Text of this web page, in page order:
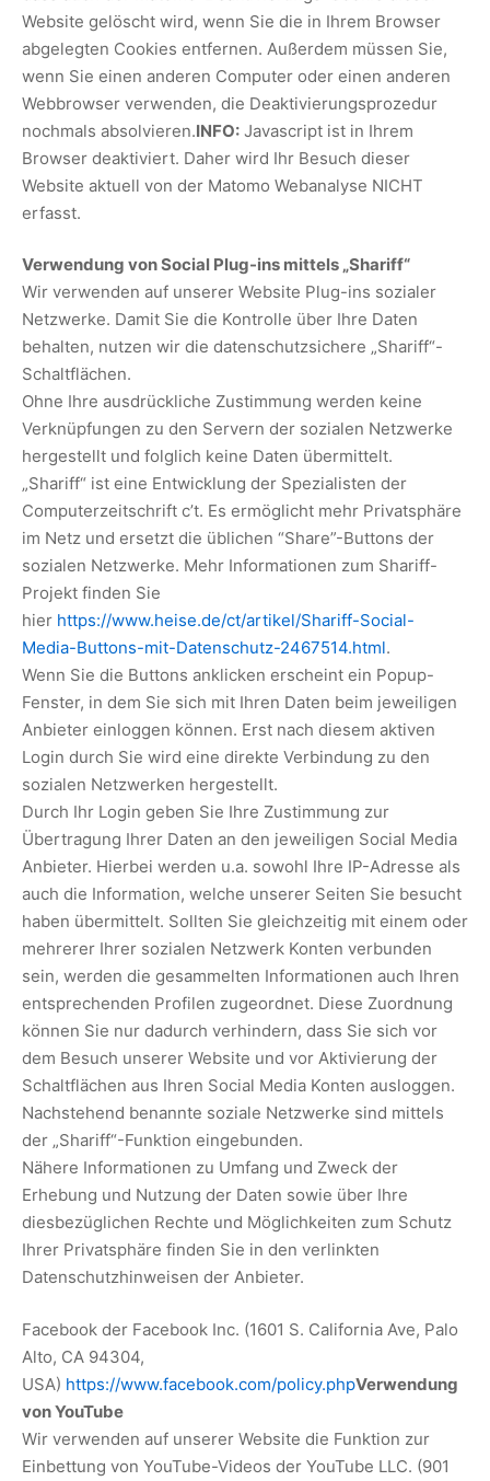
Website gelöscht wird, wenn Sie die in Ihrem Browser
abgelegten Cookies entfernen. Außerdem müssen Sie,
wenn Sie einen anderen Computer oder einen anderen
Webbrowser verwenden, die Deaktivierungsprozedur
nochmals absolvieren.INFO: Javascript ist in Ihrem
Browser deaktiviert. Daher wird Ihr Besuch dieser
Website aktuell von der Matomo Webanalyse NICHT
erfasst.
Verwendung von Social Plug-ins mittels „Shariff“
Wir verwenden auf unserer Website Plug-ins sozialer
Netzwerke. Damit Sie die Kontrolle über Ihre Daten
behalten, nutzen wir die datenschutzsichere „Shariff“-
Schaltflächen.
Ohne Ihre ausdrückliche Zustimmung werden keine
Verknüpfungen zu den Servern der sozialen Netzwerke
hergestellt und folglich keine Daten übermittelt.
„Shariff“ ist eine Entwicklung der Spezialisten der
Computerzeitschrift c’t. Es ermöglicht mehr Privatsphäre
im Netz und ersetzt die üblichen “Share”-Buttons der
sozialen Netzwerke. Mehr Informationen zum Shariff-
Projekt finden Sie
hier https://www.heise.de/ct/artikel/Shariff-Social-
Media-Buttons-mit-Datenschutz-2467514.html.
Wenn Sie die Buttons anklicken erscheint ein Popup-
Fenster, in dem Sie sich mit Ihren Daten beim jeweiligen
Anbieter einloggen können. Erst nach diesem aktiven
Login durch Sie wird eine direkte Verbindung zu den
sozialen Netzwerken hergestellt.
Durch Ihr Login geben Sie Ihre Zustimmung zur
Übertragung Ihrer Daten an den jeweiligen Social Media
Anbieter. Hierbei werden u.a. sowohl Ihre IP-Adresse als
auch die Information, welche unserer Seiten Sie besucht
haben übermittelt. Sollten Sie gleichzeitig mit einem oder
mehrerer Ihrer sozialen Netzwerk Konten verbunden
sein, werden die gesammelten Informationen auch Ihren
entsprechenden Profilen zugeordnet. Diese Zuordnung
können Sie nur dadurch verhindern, dass Sie sich vor
dem Besuch unserer Website und vor Aktivierung der
Schaltflächen aus Ihren Social Media Konten ausloggen.
Nachstehend benannte soziale Netzwerke sind mittels
der „Shariff“-Funktion eingebunden.
Nähere Informationen zu Umfang und Zweck der
Erhebung und Nutzung der Daten sowie über Ihre
diesbezüglichen Rechte und Möglichkeiten zum Schutz
Ihrer Privatsphäre finden Sie in den verlinkten
Datenschutzhinweisen der Anbieter.
Facebook der Facebook Inc. (1601 S. California Ave, Palo
Alto, CA 94304,
USA) https://www.facebook.com/policy.phpVerwendung
von YouTube
Wir verwenden auf unserer Website die Funktion zur
Einbettung von YouTube-Videos der YouTube LLC. (901